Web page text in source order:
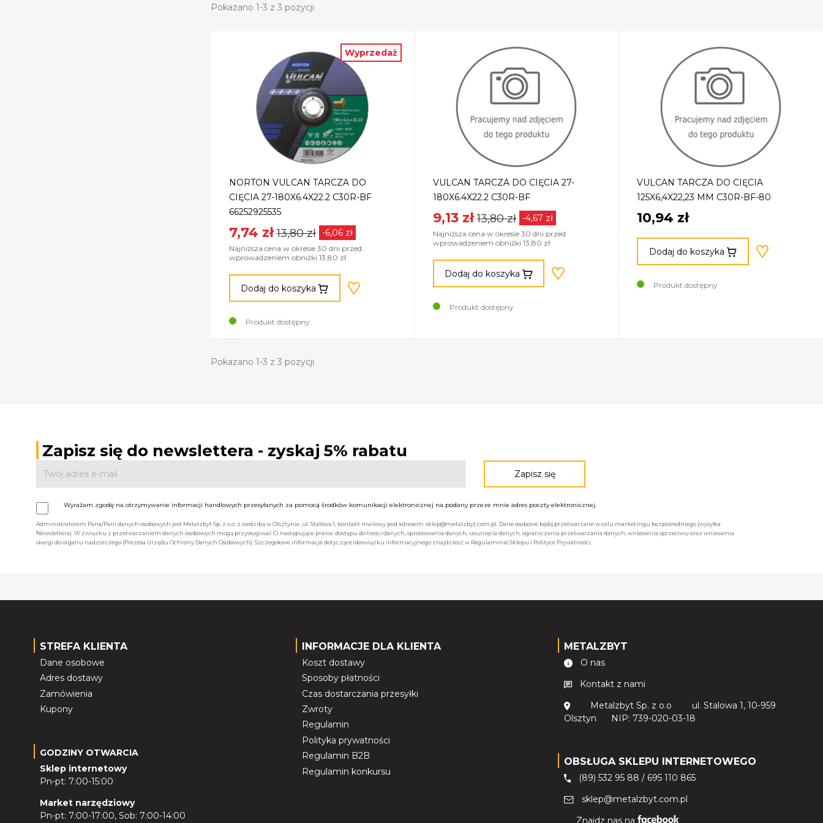
Pokazano 1-3 z 3 pozycji
Wyprzedaż
NORTON VULCAN TARCZA DO
CIĘCIA 27-180X6.4X22.2 C30R-BF
66252925535
7,74 zł 13,80 zł -6,06 zł
Najniższa cena w okresie 30 dni przed
wprowadzeniem obniżki 13,80 zł
Dodaj do koszyka
Produkt dostępny
VULCAN TARCZA DO CIĘCIA 27-
180X6.4X22.2 C30R-BF
9,13 zł 13,80 zł -4,67 zł
Najniższa cena w okresie 30 dni przed
wprowadzeniem obniżki 13,80 zł
Dodaj do koszyka
Produkt dostępny
VULCAN TARCZA DO CIĘCIA
125X6,4X22,23 MM C30R-BF-80
10,94 zł
Dodaj do koszyka
Produkt dostępny
Pokazano 1-3 z 3 pozycji
Zapisz się do newslettera - zyskaj 5% rabatu
Wyrażam zgodę na otrzymywanie informacji handlowych przesyłanych za pomocą środków komunikacji elektronicznej na podany przeze mnie adres poczty elektronicznej.
Administratorem Pana/Pani danych osobowych jest Metalzbyt Sp. z o.o. z siedzibą w Olsztynie, ul. Stalowa 1, kontakt mailowy pod adresem: sklep@metalzbyt.com.pl. Dane osobowe będą przetwarzane w celu marketingu bezpośredniego (wysyłka
Newslettera). W związku z przetwarzaniem danych osobowych mogą przysługiwać Ci następujące prawa: dostępu do treści danych, sprostowania danych, usunięcia danych, ograniczenia przetwarzania danych, wniesienia sprzeciwu oraz wniesienia
skargi do organu nadzorczego (Prezesa Urzędu Ochrony Danych Osobowych). Szczegółowe informacje dotyczące obowiązku informacyjnego znajdziesz w Regulaminie Sklepu i Polityce Prywatności.
STREFA KLIENTA
Dane osobowe
Adres dostawy
Zamówienia
Kupony
GODZINY OTWARCIA
Sklep internetowy
Pn-pt: 7:00-15:00
Market narzędziowy
Pn-pt: 7:00-17:00, Sob: 7:00-14:00
INFORMACJE DLA KLIENTA
Koszt dostawy
Sposoby płatności
Czas dostarczania przesyłki
Zwroty
Regulamin
Polityka prywatności
Regulamin B2B
Regulamin konkursu
METALZBYT
O nas
Kontakt z nami
Metalzbyt Sp. z o.o
ul. Stalowa 1, 10-959
Olsztyn
NIP: 739-020-03-18
OBSŁUGA SKLEPU INTERNETOWEGO
(89) 532 95 88 / 695 110 865
sklep@metalzbyt.com.pl
Znajdz nas na